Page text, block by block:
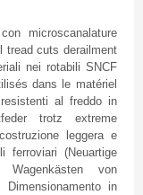
con microscanalature
tread cuts derailment
nei rotabili SNCF
dans le matériel
resistenti al freddoin
trotz extreme
costruzione leggerae
ferroviari (Neuartige
Wagenkästen von
Dimensionamentoin